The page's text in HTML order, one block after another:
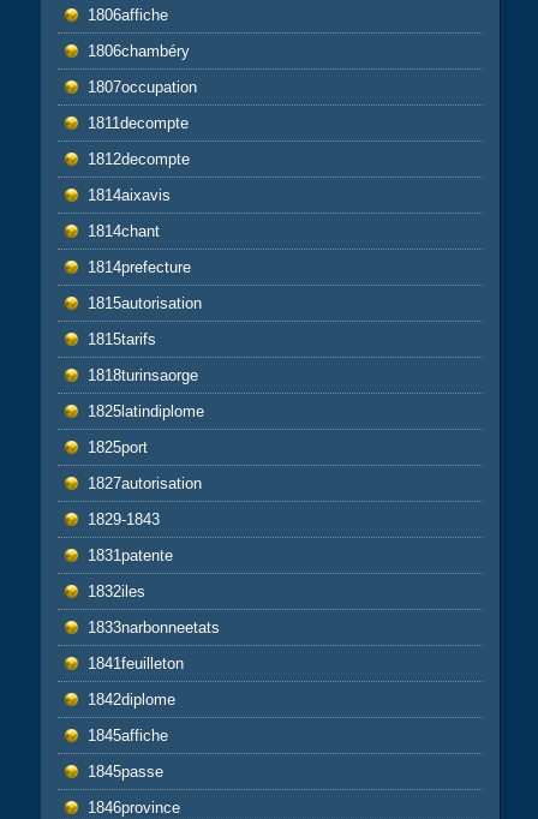
1806affiche
1806chambéry
1807occupation
1811decompte
1812decompte
1814aixavis
1814chant
1814prefecture
1815autorisation
1815tarifs
1818turinsaorge
1825latindiplome
1825port
1827autorisation
1829-1843
1831patente
1832iles
1833narbonneetats
1841feuilleton
1842diplome
1845affiche
1845passe
1846province